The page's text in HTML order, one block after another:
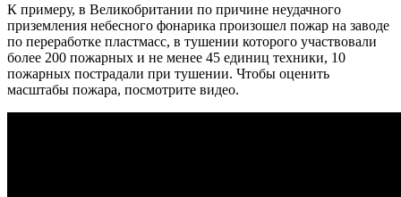
К примеру, в Великобритании по причине неудачного
приземления небесного фонарика произошел пожар на заводе
по переработке пластмасс, в тушении которого участвовали
более 200 пожарных и не менее 45 единиц техники, 10
пожарных пострадали при тушении. Чтобы оценить
масштабы пожара, посмотрите видео.